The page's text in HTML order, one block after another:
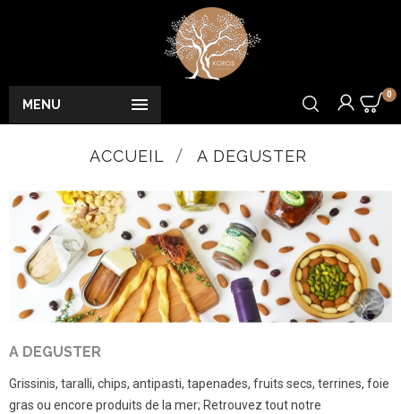

MENU
0
ACCUEIL A DEGUSTER
A DEGUSTER
Grissinis, taralli, chips, antipasti, tapenades, fruits secs, terrines, foie
gras ou encore produits de la mer; Retrouvez tout notre